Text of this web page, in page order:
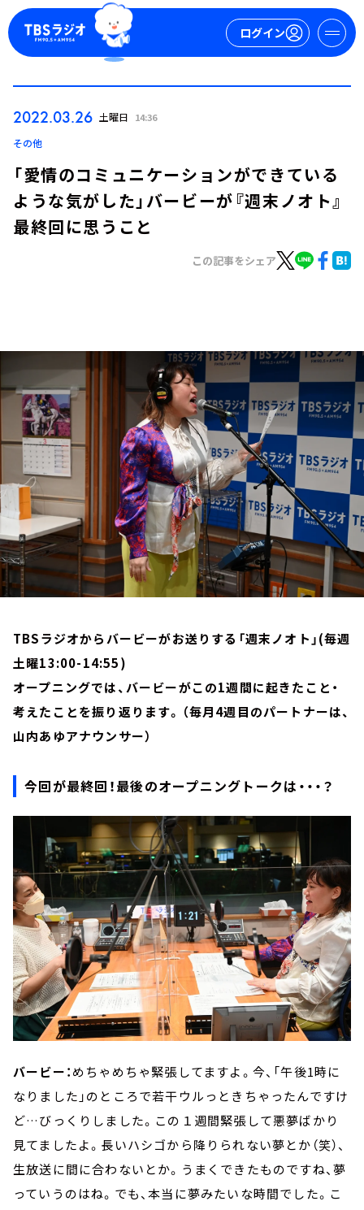
ログイン
TBS Podcast
お知らせ
イベント・グッズ
YouTube
会社情報
2022.03.26 土曜日 14:36
その他
「愛情のコミュニケーションができている
ような気がした」バービーが『週末ノオト』
最終回に思うこと
この記事をシェア
TBSラジオからバービーがお送りする「週末ノオト」(毎週
土曜13:00-14:55)
オープニングでは、バービーがこの1週間に起きたこと・
考えたことを振り返ります。（毎月4週目のパートナーは、
山内あゆアナウンサー）
今回が最終回！最後のオープニングトークは・・・？
バービー：めちゃめちゃ緊張してますよ。今、「午後1時に
なりました」のところで若干ウルっときちゃったんですけ
ど…びっくりしました。この１週間緊張して悪夢ばかり
見てましたよ。長いハシゴから降りられない夢とか（笑）、
生放送に間に合わないとか。うまくできたものですね、夢
っていうのはね。でも、本当に夢みたいな時間でした。こ